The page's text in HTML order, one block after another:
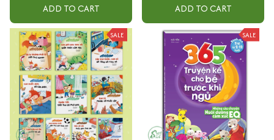
ADD TO CART ADD TO CART
SALE SALE